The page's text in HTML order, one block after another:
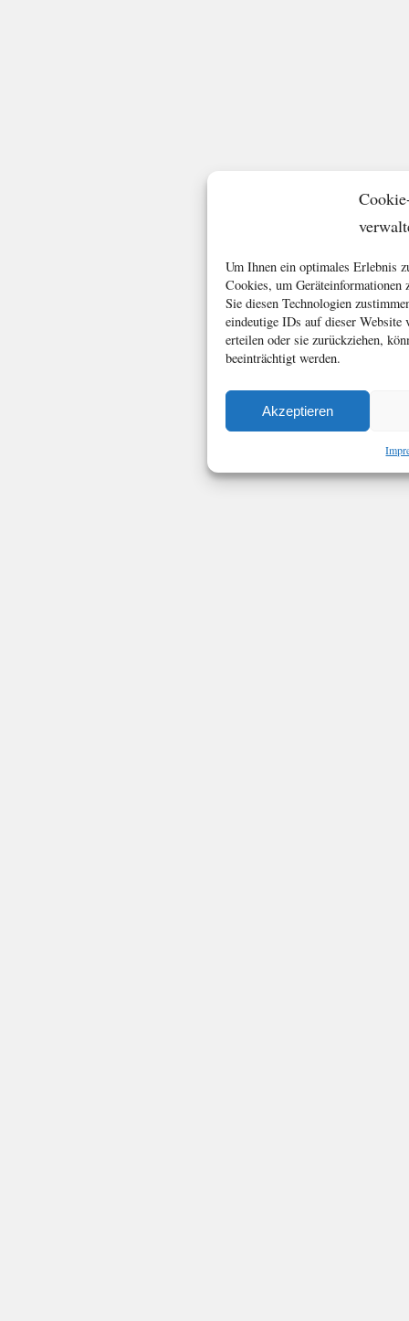
Um Ihnen ein optimales Erlebnis
Cookies, um Geräteinformationen
Sie diesen Technologien
eindeutige IDs auf dieser
erteilen oder sie zurückziehen,
beeinträchtigt werden.
Akzeptieren